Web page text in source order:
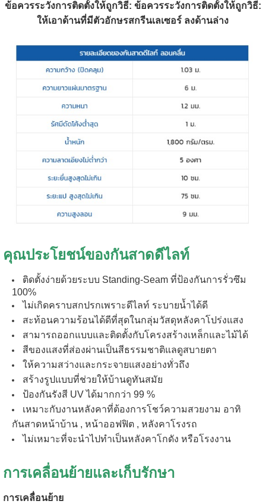
ข้อควรระวังการติดตั้งให้ถูกวิธี: ข้อควรระวังการติดตั้งให้ถูกวิธี:
ให้เอาด้านที่มีตัวอักษรสกรีนเลเซอร์ ลงด้านล่าง
คุณประโยชน์ของกันสาดดีไลท์
ติดตั้งง่ายด้วยระบบ Standing-Seam ที่ป้องกันการรั่วซึม
100%
ไม่เกิดคราบสกปรกเพราะดีไลท์ ระบายน้ำได้ดี
สะท้อนความร้อนได้ดีที่สุดในกลุ่มวัสดุหลังคาโปร่งแสง
สามารถออกแบบและติดตั้งกับโครงสร้างเหล็กและไม้ได้
สีของแสงที่ส่องผ่านเป็นสีธรรมชาติแลดูสบายตา
ให้ความสว่างและกระจายแสงอย่างทั่วถึง
สร้างรูปแบบที่ช่วยให้บ้านดูทันสมัย
ป้องกันรังสี UV ได้มากกว่า 99 %
เหมาะกับงานหลังคาที่ต้องการโชว์ความสวยงาม อาทิ
กันสาดหน้าบ้าน , หน้าออฟฟิต , หลังคาโรงรถ
ไม่เหมาะที่จะนำไปทำเป็นหลังคาโกดัง หรือโรงงาน
การเคลื่อนย้ายและเก็บรักษา
การเคลื่อนย้าย